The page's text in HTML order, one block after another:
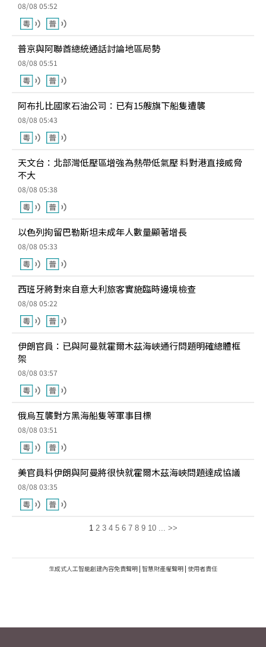
08/08 05:52
普京與阿聯酋總統通話討論地區局勢
08/08 05:51
阿布扎比國家石油公司：已有15艘旗下船隻遭襲
08/08 05:43
天文台：北部灣低壓區增強為熱帶低氣壓 料對港直接威脅
不大
08/08 05:38
以色列拘留巴勒斯坦未成年人數量顯著增長
08/08 05:33
西班牙將對來自意大利旅客實施臨時邊境檢查
08/08 05:22
伊朗官員：已與阿曼就霍爾木茲海峽通行問題明確總體框
架
08/08 03:57
俄烏互襲對方黑海船隻等軍事目標
08/08 03:51
美官員料伊朗與阿曼將很快就霍爾木茲海峽問題達成協議
08/08 03:35
1 2 3 4 5 6 7 8 9 10 ... >>
生成式人工智能創建內容免責聲明 | 智慧財產權聲明 | 使用者責任